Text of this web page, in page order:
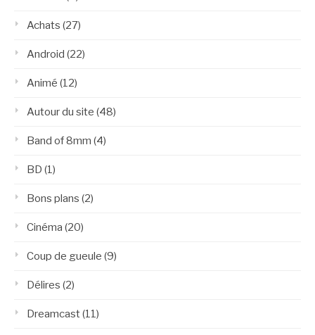
Achats (27)
Android (22)
Animé (12)
Autour du site (48)
Band of 8mm (4)
BD (1)
Bons plans (2)
Cinéma (20)
Coup de gueule (9)
Délires (2)
Dreamcast(11)